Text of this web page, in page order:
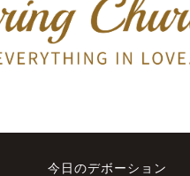
今日のデボーション